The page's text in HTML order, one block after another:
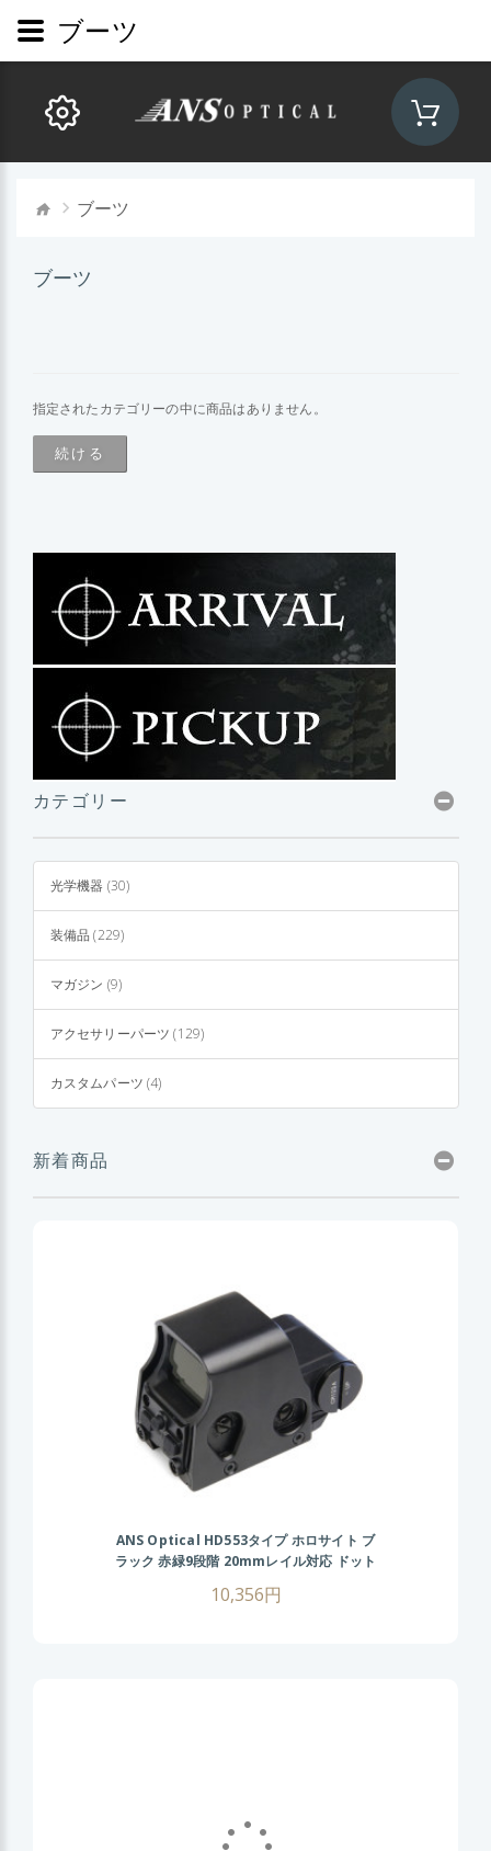
ブーツ
ブーツ
指定されたカテゴリーの中に商品はありません。
続ける
カテゴリー
光学機器 (30)
装備品 (229)
マガジン (9)
アクセサリーパーツ (129)
カスタムパーツ (4)
新着商品
ANS Optical HD553タイプ ホロサイト ブ
ラック 赤緑9段階 20mmレイル対応 ドット
サイト ダットサイト サバゲ― サバイバル
ゲーム 照準器
10,356円
ブーツ